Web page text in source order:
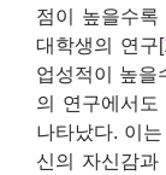
점이 높을수
대학생의 연구[
업성적이 높을
의 연구에서도
나타났다. 이
신의 자신감과